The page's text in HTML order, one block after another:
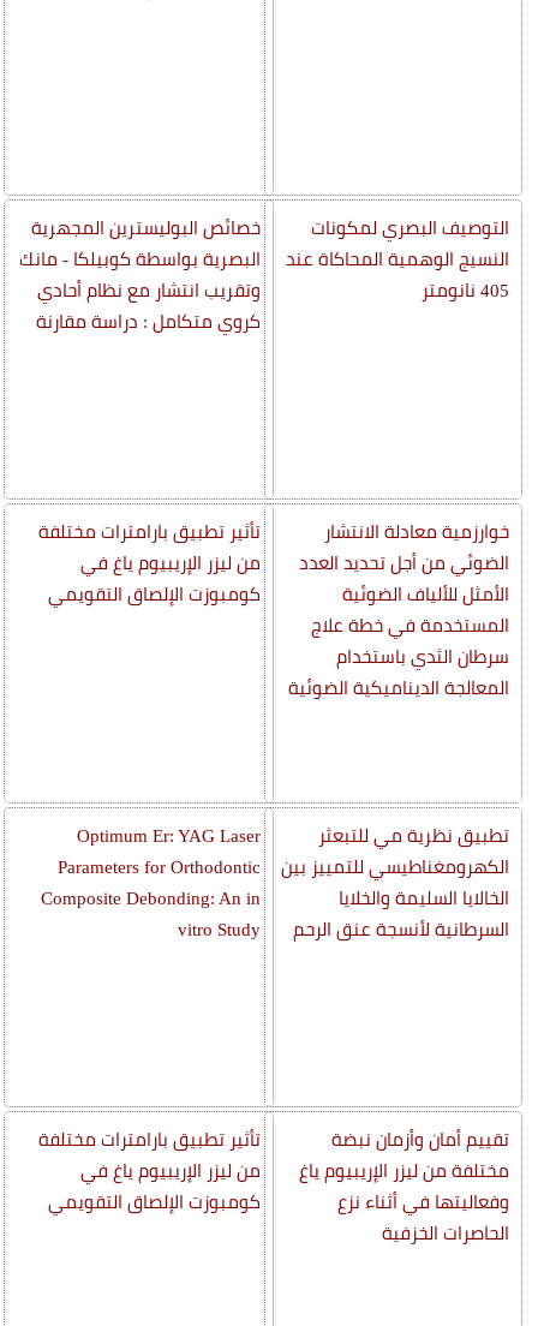
التوصيف البصري لمكونات
النسيج الوهمية المحاكاة عند
405 نانومتر
خوارزمية معادلة الانتشار
الضوئي من أجل تحديد العدد
الأمثل للألياف الضوئية
المستخدمة في خطة علاج
سرطان الثدي باستخدام
المعالجة الديناميكية الضوئية
تطبيق نظرية مي للتبعثر
الكهرومغناطيسي للتمييز بين
الخالايا السليمة والخلايا
السرطانية لأنسجة عنق الرحم
تقييم أمان وأزمان نبضة
مختلفة من ليزر الإريبيوم ياغ
وفعاليتها في أثناء نزع
الحاصرات الخزفية
خصائص البوليسترين المجهرية
البصرية بواسطة كوبيلكا - مانك
وتقريب انتشار مع نظام أحادي
كروي متكامل : دراسة مقارنة
تأثير تطبيق بارامترات مختلفة
من ليزر الإريبيوم ياغ في
كومبوزت الإلصاق التقويمي
Optimum Er: YAG Laser
Parameters for Orthodontic
Composite Debonding: An in
vitro Study
تأثير تطبيق بارامترات مختلفة
من ليزر الإريبيوم ياغ في
كومبوزت الإلصاق التقويمي